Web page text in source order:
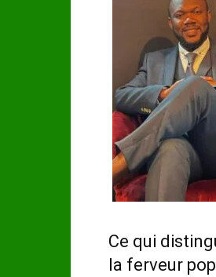
Ce qui
la ferveur